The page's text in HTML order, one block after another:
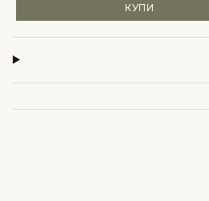
КУПИ